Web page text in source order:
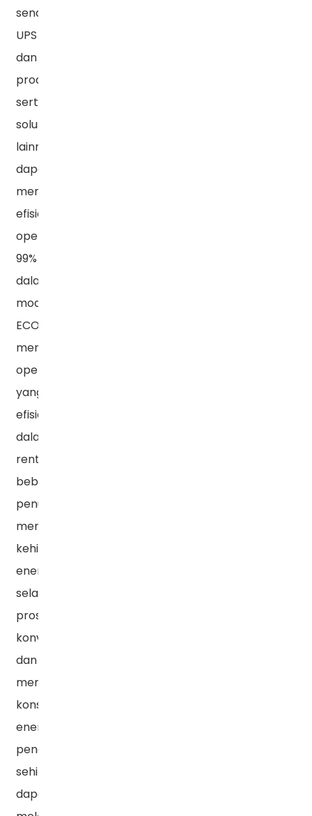
sendiri.
UPS
dan
produk
serta
solusi
lainnya
dapat
mencapai
efisiensi
operasi
99%
dalam
mode
ECO,
mencapai
operasi
yang
efisien
dalam
rentang
beban
penuh,
mengurangi
kehilangan
energi
selama
proses
konversi,
dan
mengurangi
konsumsi
energi
pendinginan,
sehingga
dapat